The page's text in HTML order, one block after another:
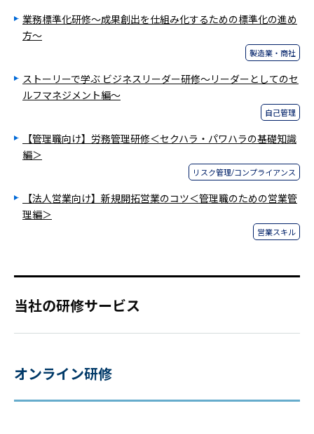
業務標準化研修～成果創出を仕組み化するための標準化の進め
方～
製造業・商社
ストーリーで学ぶ ビジネスリーダー研修～リーダーとしてのセ
ルフマネジメント編～
自己管理
【管理職向け】労務管理研修＜セクハラ・パワハラの基礎知識
編＞
リスク管理/コンプライアンス
【法人営業向け】新規開拓営業のコツ＜管理職のための営業管
理編＞
営業スキル
当社の研修サービス
オンライン研修